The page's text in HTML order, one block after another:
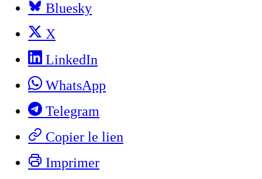
Bluesky
X
LinkedIn
WhatsApp
Telegram
Copier le lien
Imprimer